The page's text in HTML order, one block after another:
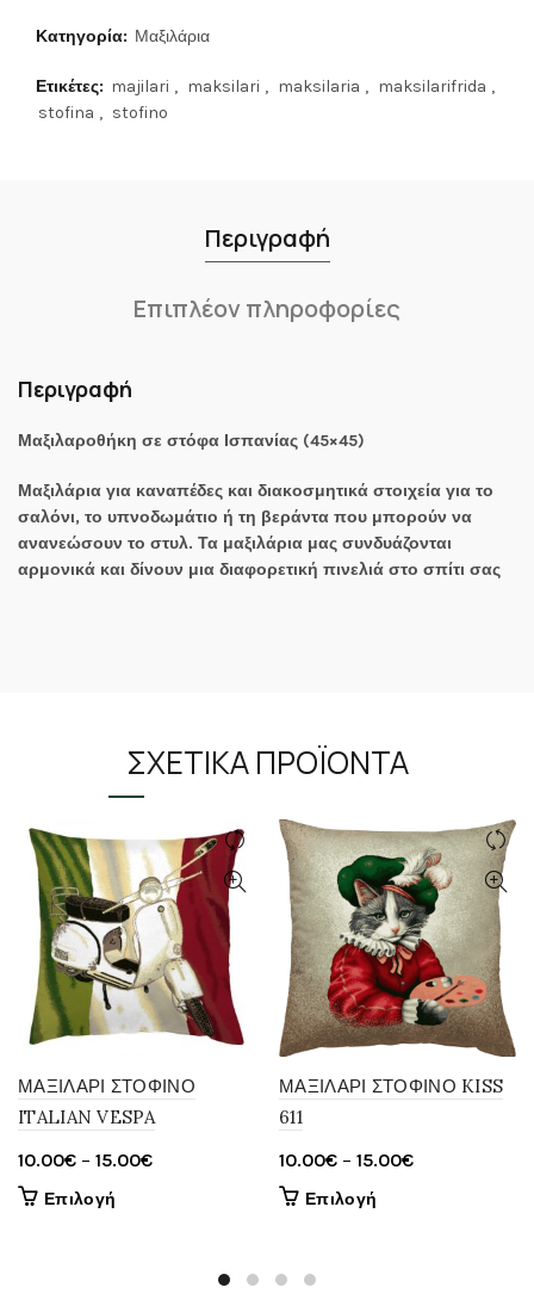
Κατηγορία: Μαξιλάρια
Ετικέτες: majilari , maksilari , maksilaria , maksilarifrida ,
stofina , stofino
Περιγραφή
Επιπλέον πληροφορίες
Περιγραφή
Μαξιλαροθήκη σε στόφα Ισπανίας (45×45)
Μαξιλάρια για καναπέδες και διακοσμητικά στοιχεία για το
σαλόνι, το υπνοδωμάτιο ή τη βεράντα που μπορούν να
ανανεώσουν το στυλ. Τα μαξιλάρια μας συνδυάζονται
αρμονικά και δίνουν μια διαφορετική πινελιά στο σπίτι σας
ΣΧΕΤΙΚΆ ΠΡΟΪΌΝΤΑ
ΜΑΞΙΛΑΡΙ ΣΤΟΦΙΝΟ
ITALIAN VESPA
10.00€ – 15.00€Price
Επιλογή
ΜΑΞΙΛΑΡΙ ΣΤΟΦΙΝΟ KISS
611
10.00€ – 15.00€Price
Επιλογή